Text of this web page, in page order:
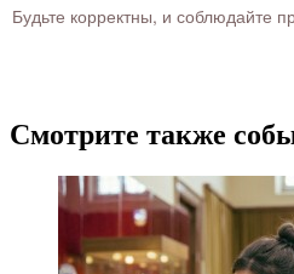
Будьте корректны, и соблюдайте
Смотрите также